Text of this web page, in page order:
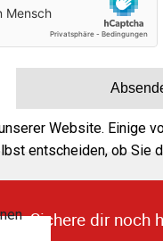
Sichere dir noch
Website. Einige
entscheiden, ob Sie